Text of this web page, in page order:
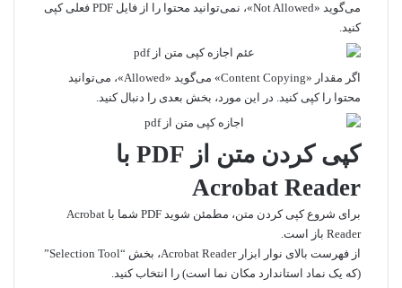
می‌گوید «Not Allowed»، نمی‌توانید محتوا را از فایل PDF فعلی کپی
کنید.
اگر مقدار «Content Copying» می‌گوید «Allowed»، می‌توانید
محتوا را کپی کنید. در این مورد، بخش بعدی را دنبال کنید.
کپی کردن متن از PDF با
Acrobat Reader
برای شروع کپی کردن متن، مطمئن شوید PDF شما با Acrobat
Reader باز است.
از فهرست بالای نوار ابزار Acrobat Reader، بخش “Selection Tool”
(که یک نماد استاندارد مکان نما است) را انتخاب کنید.